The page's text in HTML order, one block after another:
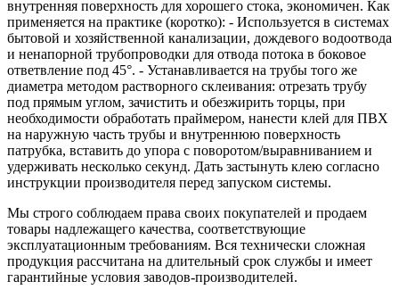
внутренняя поверхность для хорошего стока, экономичен. Как
применяется на практике (коротко): - Используется в системах
бытовой и хозяйственной канализации, дождевого водоотвода
и ненапорной трубопроводки для отвода потока в боковое
ответвление под 45°. - Устанавливается на трубы того же
диаметра методом растворного склеивания: отрезать трубу
под прямым углом, зачистить и обезжирить торцы, при
необходимости обработать праймером, нанести клей для ПВХ
на наружную часть трубы и внутреннюю поверхность
патрубка, вставить до упора с поворотом/выравниванием и
удерживать несколько секунд. Дать застынуть клею согласно
инструкции производителя перед запуском системы.
Мы строго соблюдаем права своих покупателей и продаем
товары надлежащего качества, соответствующие
эксплуатационным требованиям. Вся технически сложная
продукция рассчитана на длительный срок службы и имеет
гарантийные условия заводов-производителей.